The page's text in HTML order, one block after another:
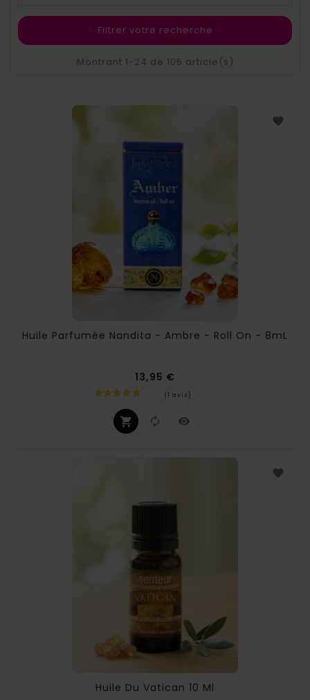
Filtrer votre recherche
Montrant 1-24 de 105 article(s)
Huile Parfumée Nandita - Ambre - Roll On - 8mL
13,95 €
Huile Du Vatican 10 Ml